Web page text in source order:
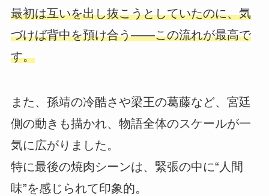
最初は互いを出し抜こうとしていたのに、気
づけば背中を預け合う――この流れが最高で
す。
また、孫靖の冷酷さや梁王の葛藤など、宮廷
側の動きも描かれ、物語全体のスケールが一
気に広がりました。
特に最後の焼肉シーンは、緊張の中に“人間
味”を感じられて印象的。